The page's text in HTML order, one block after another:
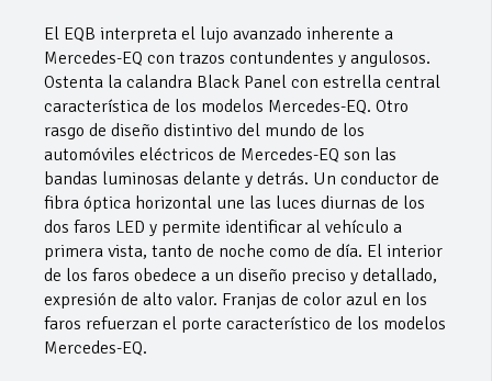
El EQB interpreta el lujo avanzado inherente a
Mercedes-EQ con trazos contundentes y angulosos.
Ostenta la calandra Black Panel con estrella central
característica de los modelos Mercedes-EQ. Otro
rasgo de diseño distintivo del mundo de los
automóviles eléctricos de Mercedes-EQ son las
bandas luminosas delante y detrás. Un conductor de
fibra óptica horizontal une las luces diurnas de los
dos faros LED y permite identificar al vehículo a
primera vista, tanto de noche como de día. El interior
de los faros obedece a un diseño preciso y detallado,
expresión de alto valor. Franjas de color azul en los
faros refuerzan el porte característico de los modelos
Mercedes-EQ.